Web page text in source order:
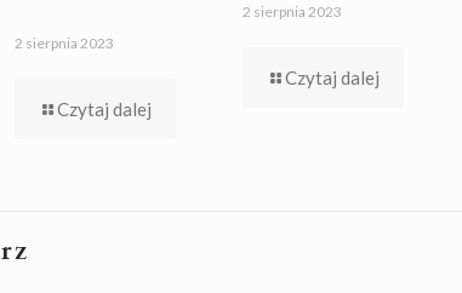
2 sierpnia 2023
Czytaj dalej
2 sierpnia 2023
Czytaj dalej